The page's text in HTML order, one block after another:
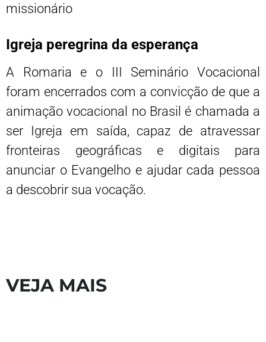
missionário
Igreja peregrina da esperança
A Romaria e o III Seminário Vocacional
foram encerrados com a convicção de que a
animação vocacional no Brasil é chamada a
ser Igreja em saída, capaz de atravessar
fronteiras geográficas e digitais para
anunciar o Evangelho e ajudar cada pessoa
a descobrir sua vocação.
VEJA MAIS